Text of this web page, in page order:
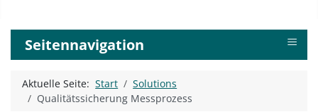
Seitennavigation ≡
Aktuelle Seite:Start
Solutions
Qualitätssicherung Messprozess